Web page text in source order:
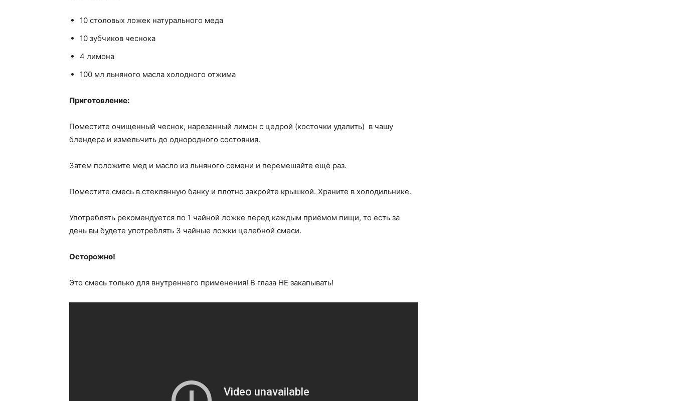
10 столовых ложек натурального меда
10 зубчиков чеснока
4 лимона
100 мл льняного масла холодного отжима
Приготовление:
Поместите очищенный чеснок, нарезанный лимон с цедрой (косточки удалить) в чашу
блендера и измельчить до однородного состояния.
Затем положите мед и масло из льняного семени и перемешайте ещё раз.
Поместите смесь в стеклянную банку и плотно закройте крышкой. Храните в холодильнике.
Употреблять рекомендуется по 1 чайной ложке перед каждым приёмом пищи, то есть за
день вы будете употреблять 3 чайные ложки целебной смеси.
Осторожно!
Это смесь только для внутреннего применения! В глаза НЕ закапывать!